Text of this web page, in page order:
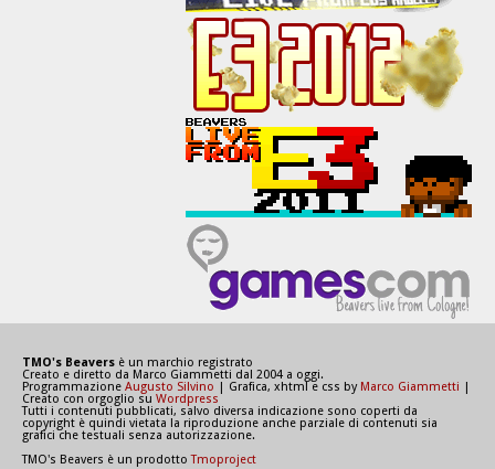
TMO's Beavers è un marchio registrato
Creato e diretto da Marco Giammetti dal 2004 a oggi.
Programmazione Augusto Silvino | Grafica, xhtml e css byMarco Giammetti
Creato con orgoglio su Wordpress
Tutti i contenuti pubblicati, salvo diversa indicazione sono coperti da
copyright è quindi vietata la riproduzione anche parziale di contenuti sia
grafici che testuali senza autorizzazione.
TMO's Beavers è un prodottoTmoproject